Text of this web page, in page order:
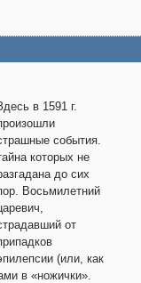
в 1591 г.
события.
которых не
до сих
Восьмилетний
от
(или, как
в «ножички».